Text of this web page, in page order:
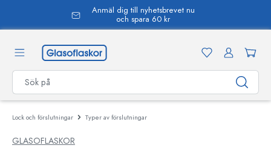
Anmäl dig till nyhetsbrevet nu
och spara 60 kr
Lock och förslutningar Typer av förslutningar
GLASOFLASKOR